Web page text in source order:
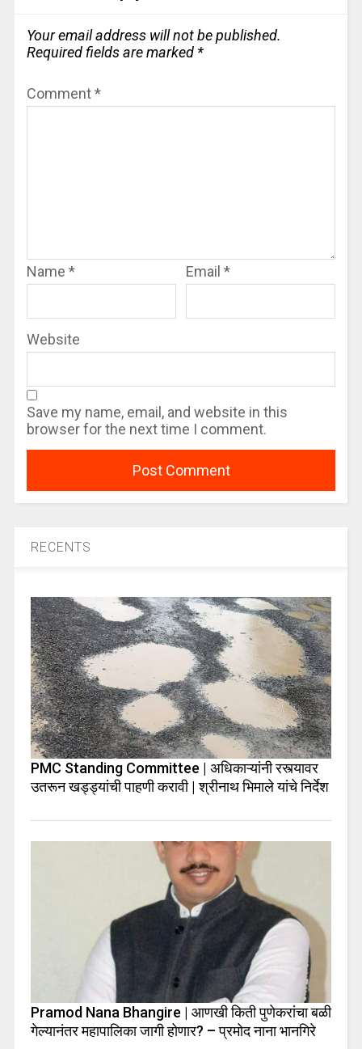
Your email address will not be published.
Required fields are marked *
Comment*
Name * Email *
Website
Save my name, email, and website in this
browser for the next time I comment.
RECENTS
PMC Standing Committee | अधिकाऱ्यांनी रस्त्यावर
उतरून खड्ड्यांची पाहणी करावी | श्रीनाथ भिमाले यांचे निर्देश
Pramod Nana Bhangire | आणखी किती पुणेकरांचा बळी
गेल्यानंतर महापालिका जागी होणार? – प्रमोद नाना भानगिरे